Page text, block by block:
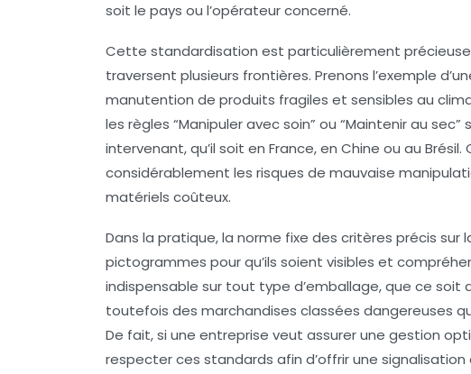
soit le pays ou l’opérateur concerné.
Cette standardisation est particulièrement
traversent plusieurs frontières. Prenons l’exemple
manutention de produits fragiles et sensibles au
les règles “Manipuler avec soin” ou “Maintenir au
intervenant, qu’il soit en France, en Chine ou au
considérablement les risques de mauvaise
matériels coûteux.
Dans la pratique, la norme fixe des critères précis
pictogrammes pour qu’ils soient visibles et
indispensable sur tout type d’emballage, que ce soit
toutefois des marchandises classées dangereuses
De fait, si une entreprise veut assurer une gestion
respecter ces standards afin d’offrir une